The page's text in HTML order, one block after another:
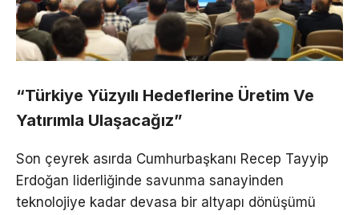
“Türkiye Yüzyılı Hedeflerine Üretim Ve
Yatırımla Ulaşacağız”
Son çeyrek asırda Cumhurbaşkanı Recep Tayyip
Erdoğan liderliğinde savunma sanayinden
teknolojiye kadar devasa bir altyapı dönüşümü